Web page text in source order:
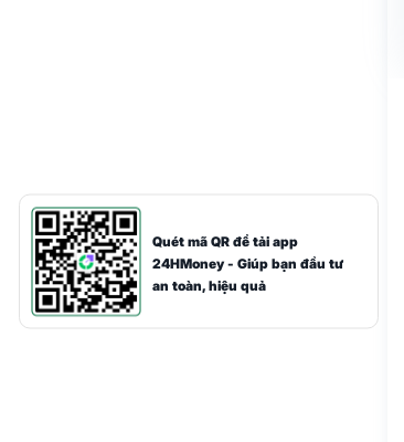
Quét mã QR để tải app
24HMoney - Giúp bạn đầu tư
an toàn, hiệu quả